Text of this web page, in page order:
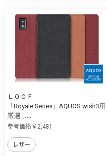
ＬＯＯＦ
「Royale Series」AQUOS wish3用
厳選し...
参考価格￥2,481
レザー